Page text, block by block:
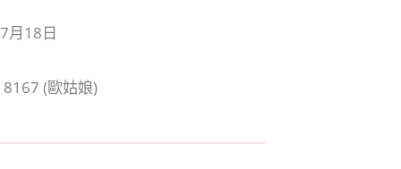
月18日
(歐姑娘)